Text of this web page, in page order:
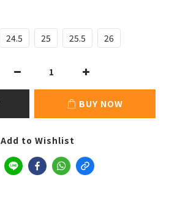
24.5 25 25.5 26
BUY NOW
Add to Wishlist